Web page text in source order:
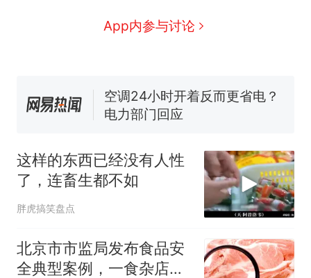
App内参与讨论
国大使骑行绕了几乎整个国境
线一圈，还曾两次到中国寻根
搬家报价570元，搬到楼下交
5060元才肯搬上楼！女子傻眼
空调24小时开着反而更省电？
电力部门回应
试前13名均遭淘汰？教育局：
已叫停招聘，成立调查组全面
核查
热
十多万人报名的考试，成绩
全部作废，公平么？
这样的东西已经没有人性
了，连畜生都不如
胖虎搞笑盘点
北京市市监局发布食品安
全典型案例，一食杂店用